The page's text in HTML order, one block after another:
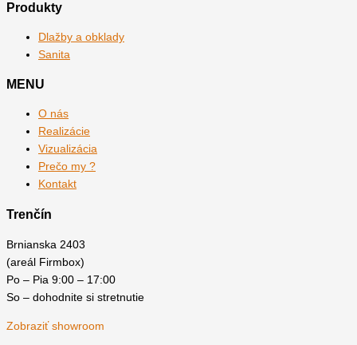
Produkty
Dlažby a obklady
Sanita
MENU
O nás
Realizácie
Vizualizácia
Prečo my ?
Kontakt
Trenčín
Brnianska 2403
(areál Firmbox)
Po – Pia 9:00 – 17:00
So – dohodnite si stretnutie
Zobraziť showroom